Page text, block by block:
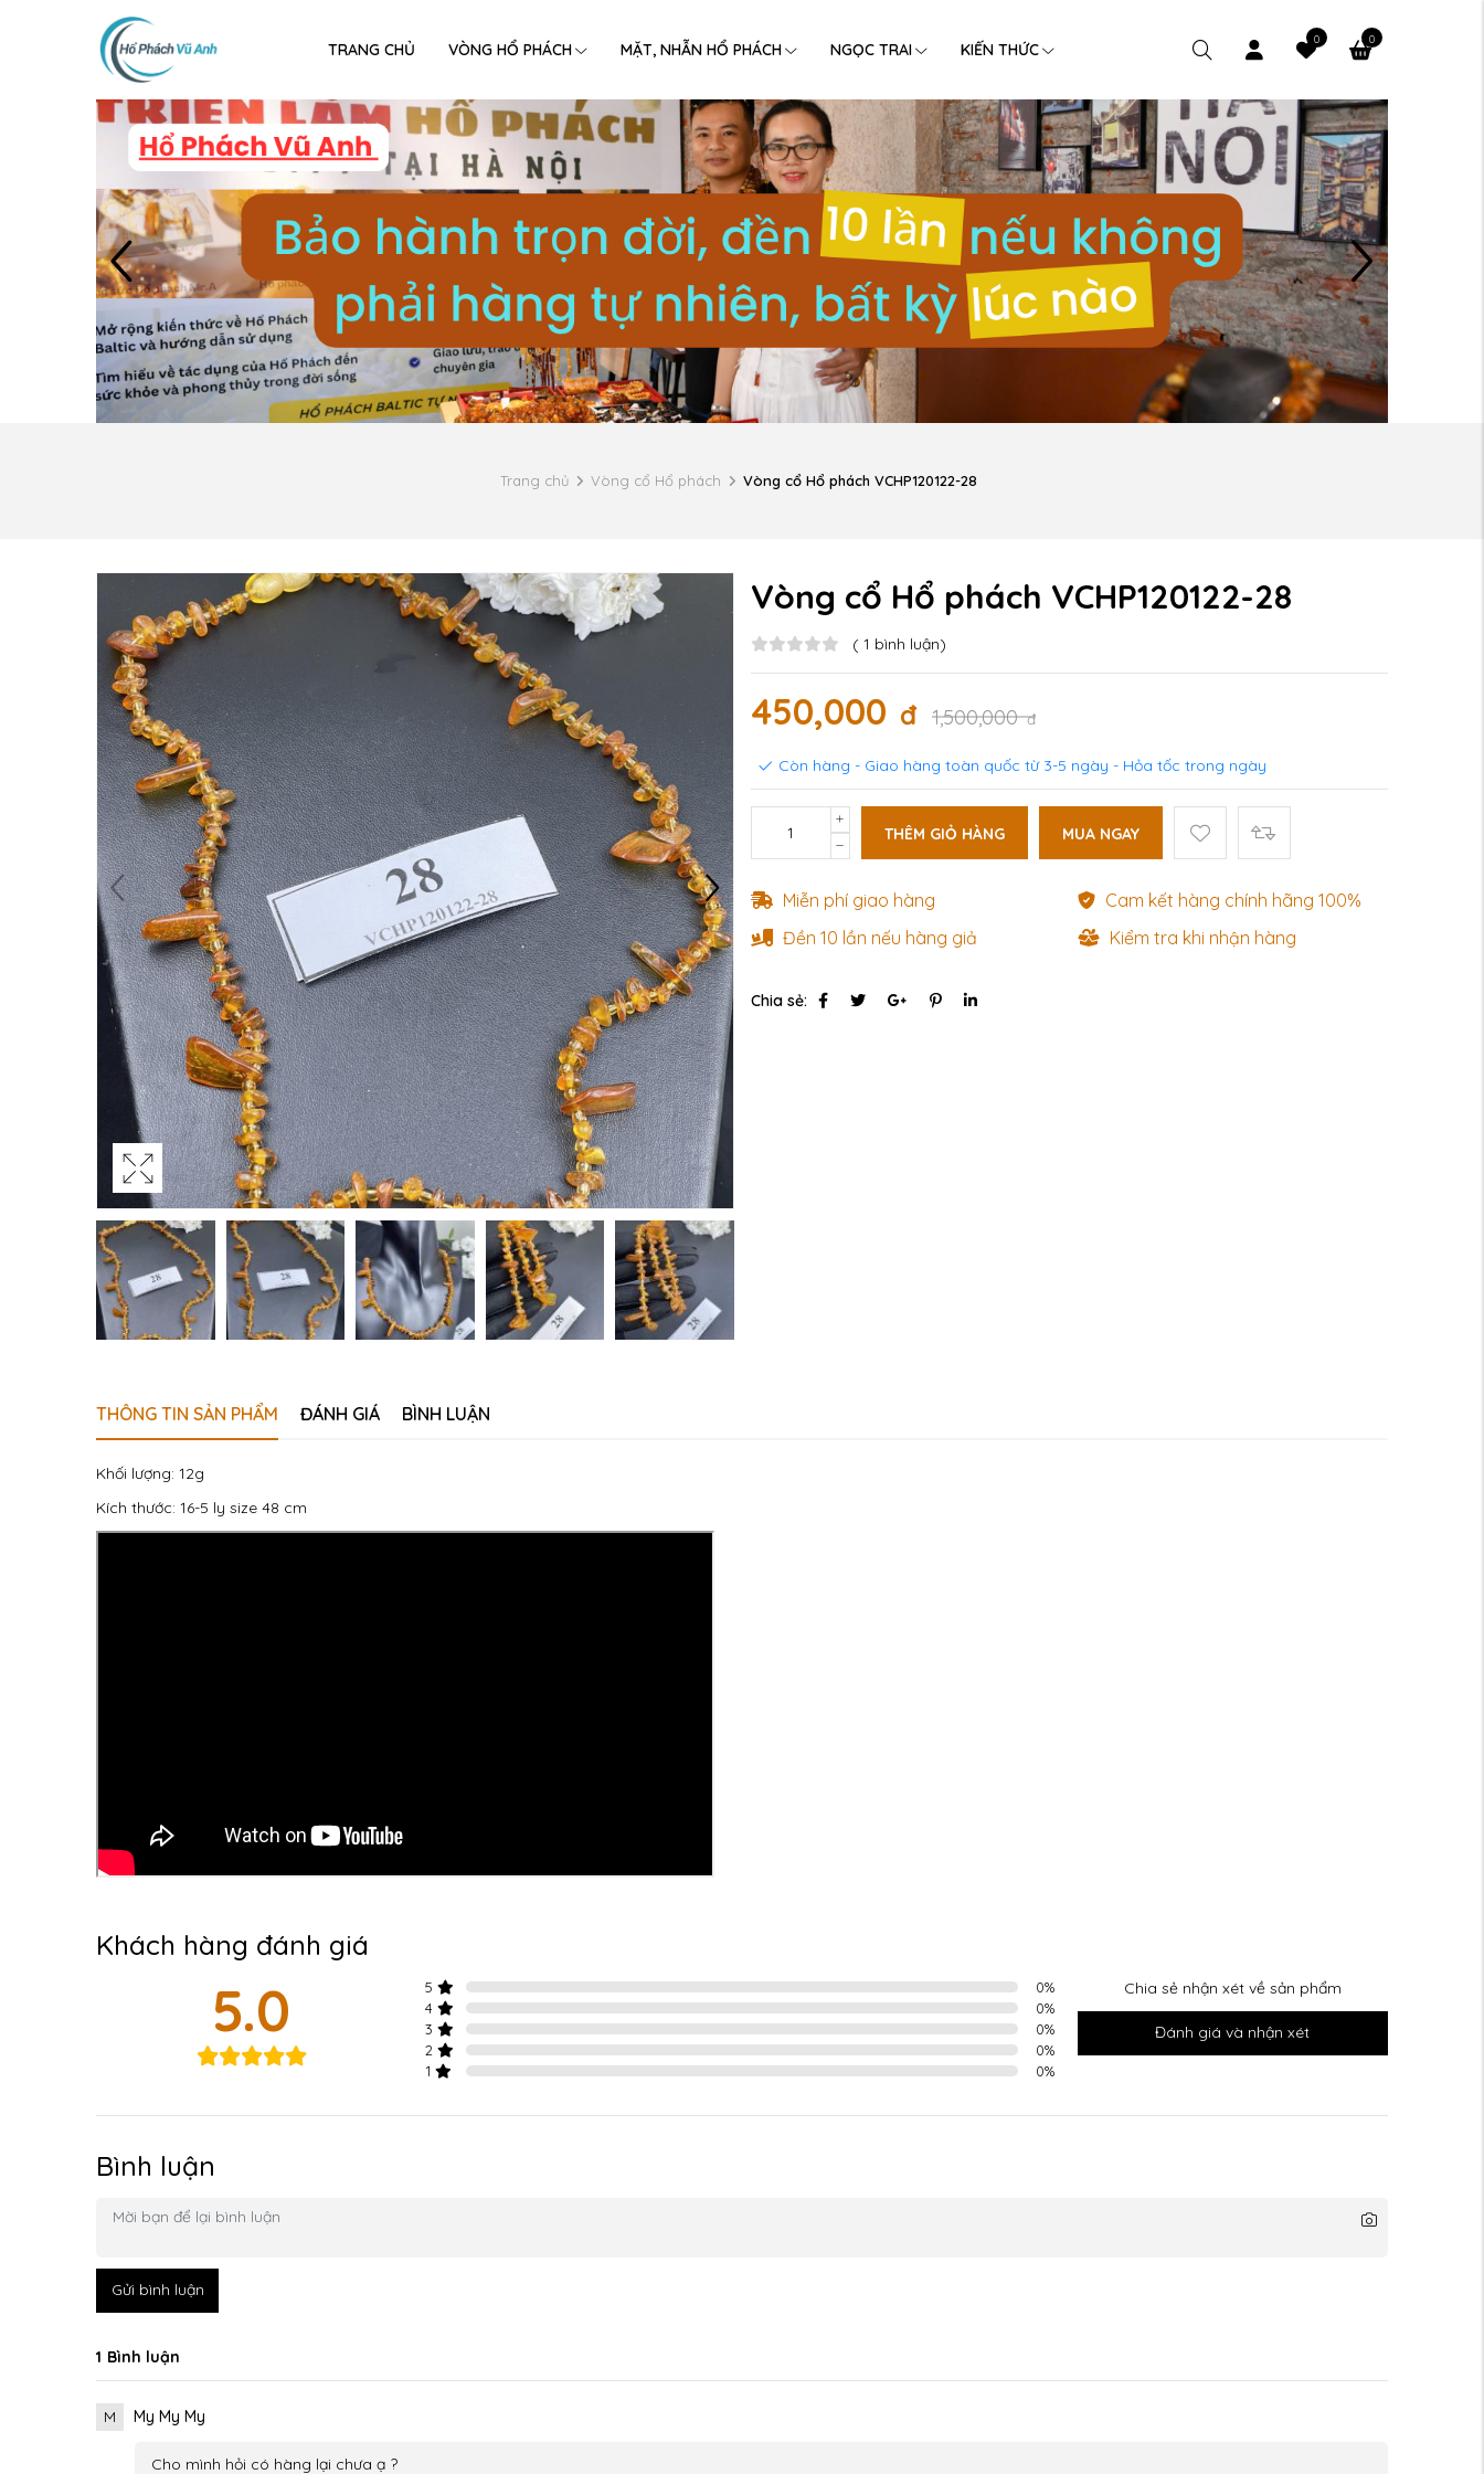
TRANG CHỦ VÒNG HỔ PHÁCH MẶT, NHẪN HỔ PHÁCH NGỌC TRAI KIẾN THỨC
0
0
Trang chủ Vòng cổ Hổ phách Vòng cổ Hổ phách VCHP120122-28
Vòng cổ Hổ phách VCHP120122-28
( 1 bình luận)
450,000 đ 1,500,000đ
Còn hàng - Giao hàng toàn quốc từ 3-5 ngày - Hỏa tốc trong ngày
THÊM GIỎ HÀNG MUA NGAY
Miễn phí giao hàng
Cam kết hàng chính hãng 100%
Đền 10 lần nếu hàng giả
Kiểm tra khi nhận hàng
Chia sẻ:
THÔNG TIN SẢN PHẨM ĐÁNH GIÁ BÌNH LUẬN
Khối lượng: 12g
Kích thước: 16-5 ly size 48 cm
Khách hàng đánh giá
5.0 5 0%
4
0%
3
0%
2
0%
1
0%
Chia sẻ nhận xét về sản phẩm
Đánh giá và nhận xét
Bình luận
Gửi bình luận
1 Bình luận
M My My My
Cho mình hỏi có hàng lại chưa ạ ?